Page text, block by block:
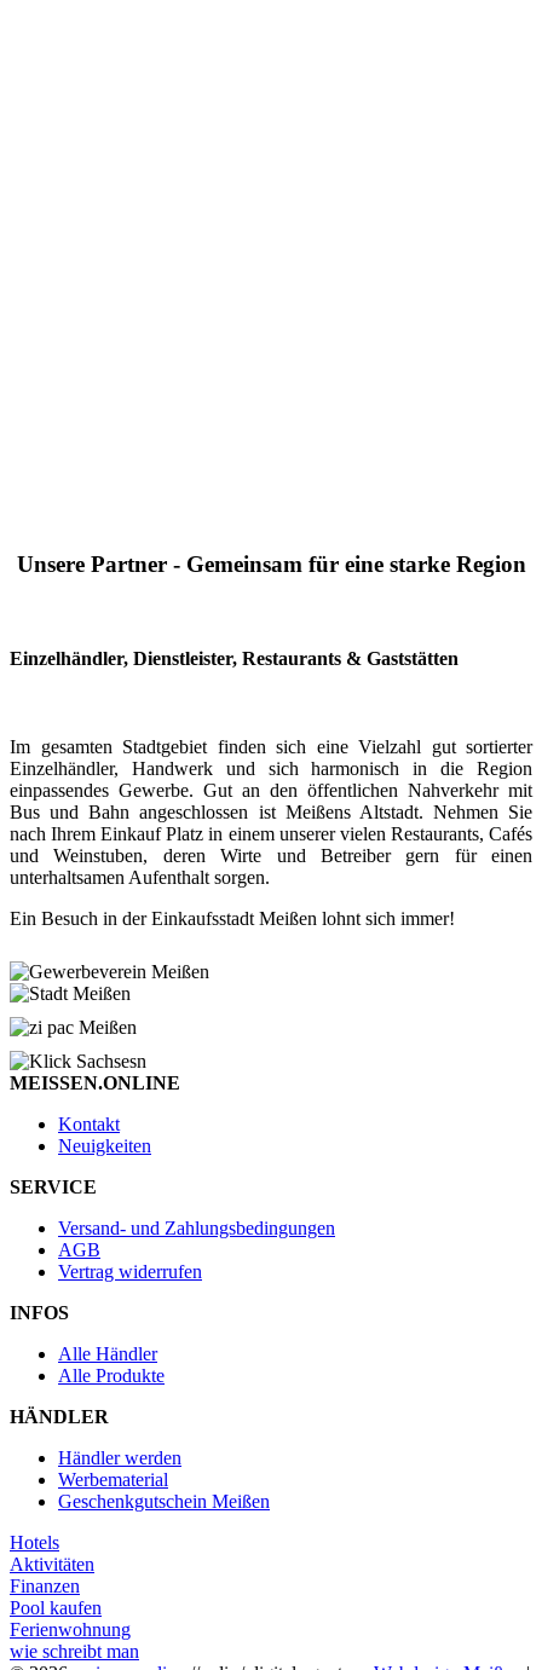
Unsere Partner - Gemeinsam für eine starke Region
Einzelhändler, Dienstleister, Restaurants & Gaststätten
Im gesamten Stadtgebiet finden sich eine Vielzahl gut sortierter
Einzelhändler, Handwerk und sich harmonisch in die Region
einpassendes Gewerbe. Gut an den öffentlichen Nahverkehr mit
Bus und Bahn angeschlossen ist Meißens Altstadt. Nehmen Sie
nach Ihrem Einkauf Platz in einem unserer vielen Restaurants, Cafés
und Weinstuben, deren Wirte und Betreiber gern für einen
unterhaltsamen Aufenthalt sorgen.
Ein Besuch in der Einkaufsstadt Meißen lohnt sich immer!
MEISSEN.ONLINE
Kontakt
Neuigkeiten
SERVICE
Versand- und Zahlungsbedingungen
AGB
Vertrag widerrufen
INFOS
Alle Händler
Alle Produkte
HÄNDLER
Händler werden
Werbematerial
Geschenkgutschein Meißen
Hotels
Aktivitäten
Finanzen
Pool kaufen
Ferienwohnung
wie schreibt man